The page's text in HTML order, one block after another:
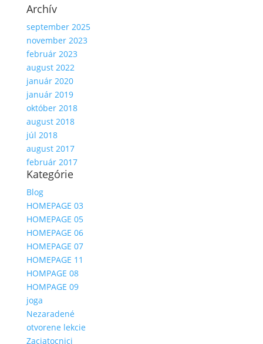
Archív
september 2025
november 2023
február 2023
august 2022
január 2020
január 2019
október 2018
august 2018
júl 2018
august 2017
február 2017
Kategórie
Blog
HOMEPAGE 03
HOMEPAGE 05
HOMEPAGE 06
HOMEPAGE 07
HOMEPAGE 11
HOMPAGE 08
HOMPAGE 09
joga
Nezaradené
otvorene lekcie
Zaciatocnici